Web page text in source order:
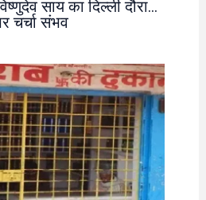
साय का दिल्ली दौरा…
चर्चा संभव